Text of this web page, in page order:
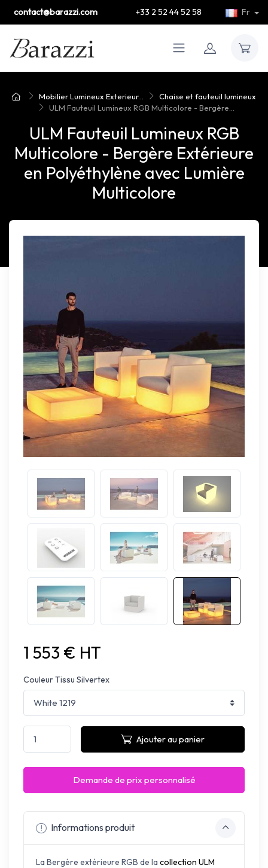
contact@barazzi.com +33 2 52 44 52 58 Fr
Mobilier Lumineux Exterieur...
Chaise et fauteuil lumineux
ULM Fauteuil Lumineux RGB Multicolore - Bergère...
ULM Fauteuil Lumineux RGB
Multicolore - Bergère Extérieure
en Polyéthylène avec Lumière
Multicolore
1 553 € HT
Couleur Tissu Silvertex
Ajouter au panier
Demande de prix personnalisé
Informations produit
La Bergère extérieure RGB de la collection ULM